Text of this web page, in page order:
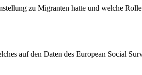
zu Migranten hatte und welche
auf den Daten des European Social